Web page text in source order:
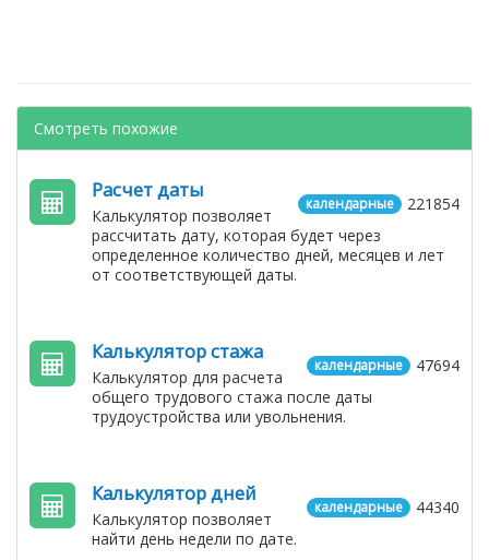
Смотреть похожие
221854
календарные
Расчет даты
Калькулятор позволяет
рассчитать дату, которая будет через
определенное количество дней, месяцев и лет
от соответствующей даты.
47694
календарные
Калькулятор стажа
Калькулятор для расчета
общего трудового стажа после даты
трудоустройства или увольнения.
44340
календарные
Калькулятор дней
Калькулятор позволяет
найти день недели по дате.